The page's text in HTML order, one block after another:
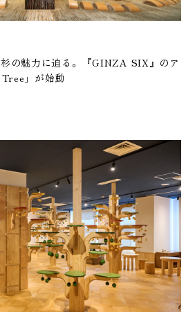
杉の魅力に迫る。『GINZA SIX』のア
」が始動